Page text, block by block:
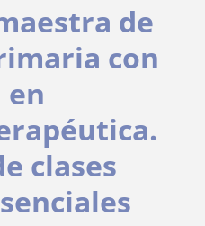
de
con
en
clases